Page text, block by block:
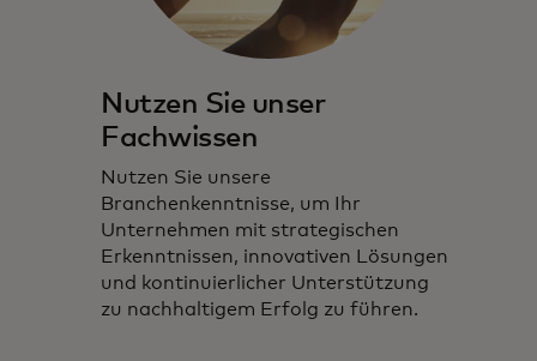
Nutzen Sie unser
Fachwissen
Nutzen Sie unsere
Branchenkenntnisse, um Ihr
Unternehmen mit strategischen
Erkenntnissen, innovativen Lösungen
und kontinuierlicher Unterstützung
zu nachhaltigem Erfolg zu führen.